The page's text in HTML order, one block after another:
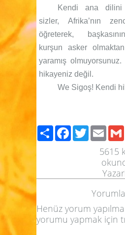
Kendi ana
sizler, Afrika’nın
öğreterek,
kurşun asker
yaramış
hikayeniz değil.
We Sigoş! Kendi
PaylaşFacebook
Twitter
5615
Henüz yorum
yorumu yapmak için